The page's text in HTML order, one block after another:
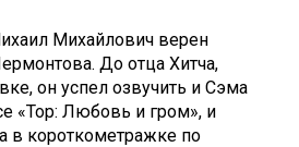
Михайлович верен
До отца Хитча,
он успел озвучить и Сэма
«Тор: Любовь и гром», и
в короткометражке по